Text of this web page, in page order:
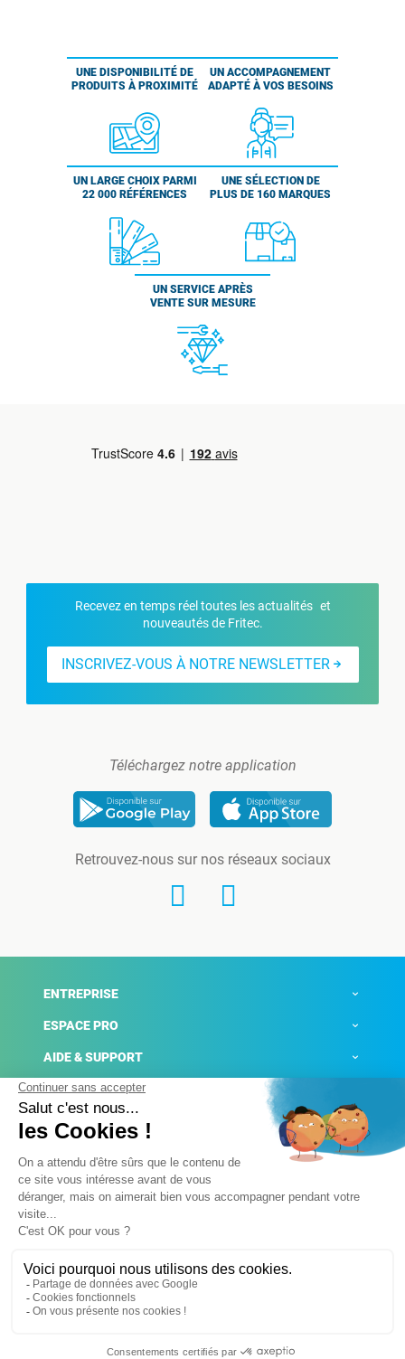
UNE DISPONIBILITÉ DE
PRODUITS À PROXIMITÉ
UN ACCOMPAGNEMENT
ADAPTÉ À VOS BESOINS
UN LARGE CHOIX PARMI
22 000 RÉFÉRENCES
UNE SÉLECTION DE
PLUS DE 160 MARQUES
UN SERVICE APRÈS
VENTE SUR MESURE
Recevez en temps réel toutes les actualités et
nouveautés de Fritec.
INSCRIVEZ-VOUS À NOTRE NEWSLETTER
Téléchargez notre application
Retrouvez-nous sur nos réseaux sociaux
ENTREPRISE
ESPACE PRO
AIDE & SUPPORT
ACTUALITÉS
Mentions légales
Conditions générales de ventes
Plateforme de signalement